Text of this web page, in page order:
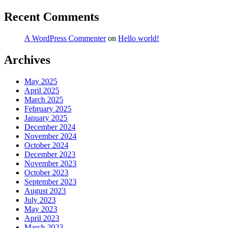
Recent Comments
A WordPress Commenteron Hello world!
Archives
May 2025
April 2025
March 2025
February 2025
January 2025
December 2024
November 2024
October 2024
December 2023
November 2023
October 2023
September 2023
August 2023
July 2023
May 2023
April 2023